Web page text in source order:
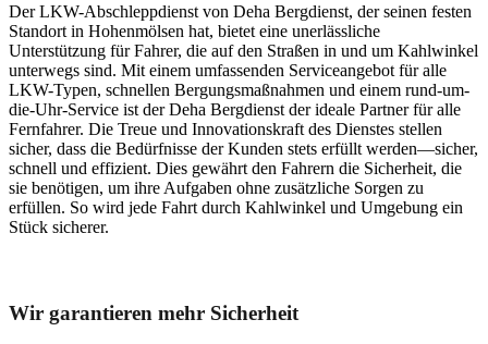
Der LKW-Abschleppdienst von Deha Bergdienst, der seinen festen
Standort in Hohenmölsen hat, bietet eine unerlässliche
Unterstützung für Fahrer, die auf den Straßen in und um Kahlwinkel
unterwegs sind. Mit einem umfassenden Serviceangebot für alle
LKW-Typen, schnellen Bergungsmaßnahmen und einem rund-um-
die-Uhr-Service ist der Deha Bergdienst der ideale Partner für alle
Fernfahrer. Die Treue und Innovationskraft des Dienstes stellen
sicher, dass die Bedürfnisse der Kunden stets erfüllt werden—sicher,
schnell und effizient. Dies gewährt den Fahrern die Sicherheit, die
sie benötigen, um ihre Aufgaben ohne zusätzliche Sorgen zu
erfüllen. So wird jede Fahrt durch Kahlwinkel und Umgebung ein
Stück sicherer.
Wir garantieren mehr Sicherheit